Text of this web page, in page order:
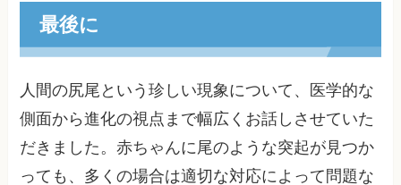
最後に
人間の尻尾という珍しい現象について、医学的な
側面から進化の視点まで幅広くお話しさせていた
だきました。赤ちゃんに尾のような突起が見つか
っても、多くの場合は適切な対応によって問題な